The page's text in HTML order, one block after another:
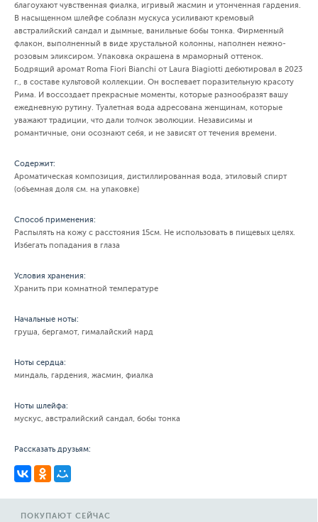
благоухают чувственная фиалка, игривый жасмин и утонченная гардения.
В насыщенном шлейфе соблазн мускуса усиливают кремовый
австралийский сандал и дымные, ванильные бобы тонка. Фирменный
флакон, выполненный в виде хрустальной колонны, наполнен нежно-
розовым эликсиром. Упаковка окрашена в мраморный оттенок.
Бодрящий аромат Roma Fiori Bianchi от Laura Biagiotti дебютировал в 2023
г., в составе культовой коллекции. Он воспевает поразительную красоту
Рима. И воссоздает прекрасные моменты, которые разнообразят вашу
ежедневную рутину. Туалетная вода адресована женщинам, которые
уважают традиции, что дали толчок эволюции. Независимы и
романтичные, они осознают себя, и не зависят от течения времени.
Содержит:
Ароматическая композиция, дистиллированная вода, этиловый спирт
(объемная доля см. на упаковке)
Способ применения:
Распылять на кожу с расстояния 15см. Не использовать в пищевых целях.
Избегать попадания в глаза
Условия хранения:
Хранить при комнатной температуре
Начальные ноты:
груша, бергамот, гималайский нард
Ноты сердца:
миндаль, гардения, жасмин, фиалка
Ноты шлейфа:
мускус, австралийский сандал, бобы тонка
Рассказать друзьям:
ПОКУПАЮТ СЕЙЧАС